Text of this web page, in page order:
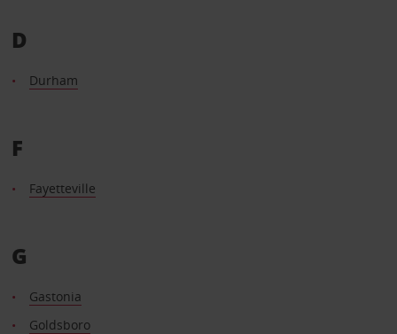
D
Durham
F
Fayetteville
G
Gastonia
Goldsboro